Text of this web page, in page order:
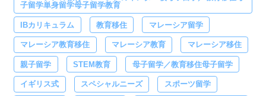
子留学単身留学母子留学教育
IBカリキュラム 教育移住 マレーシア留学
マレーシア教育移住 マレーシア教育 マレーシア移住
親子留学 STEM教育 母子留学／教育移住母子留学
イギリス式 スペシャルニーズ スポーツ留学